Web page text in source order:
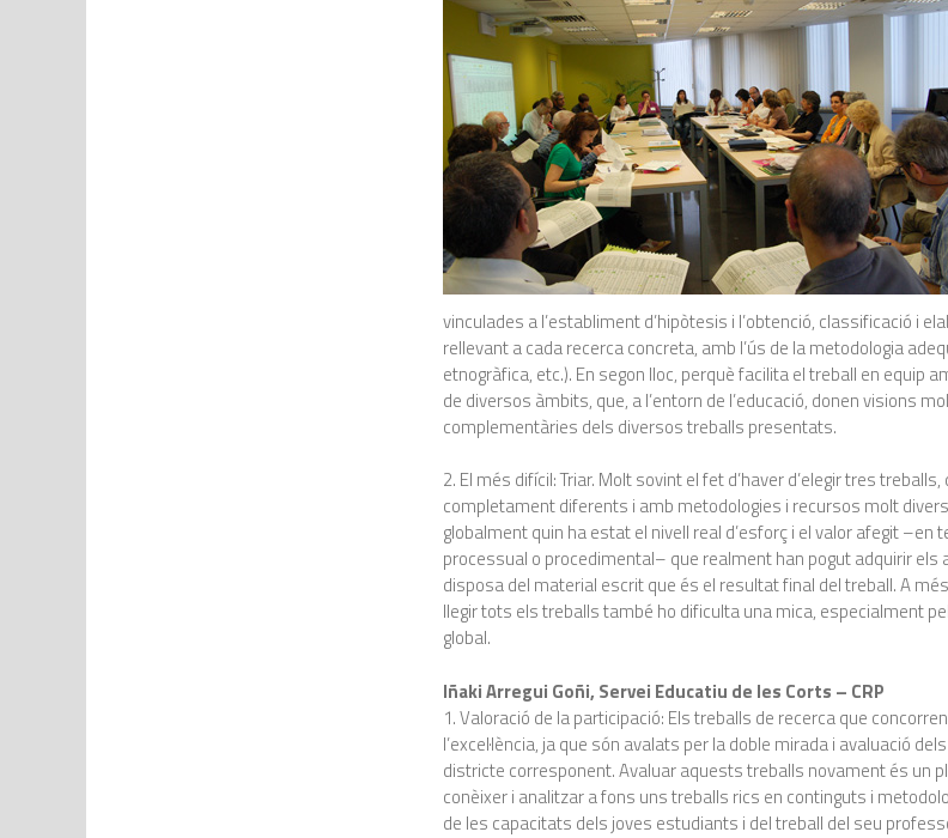
vinculades a l’establiment d’hipòtesis i l’obtenció, classificació i
rellevant a cada recerca concreta, amb l’ús de la metodologia
etnogràfica, etc.). En segon lloc, perquè facilita el treball en equip
de diversos àmbits, que, a l’entorn de l’educació, donen visions
complementàries dels diversos treballs presentats.
2. El més difícil: Triar. Molt sovint el fet d’haver d’elegir tres
completament diferents i amb metodologies i recursos molt
globalment quin ha estat el nivell real d’esforç i el valor afegit –en
processual o procedimental– que realment han pogut adquirir els
disposa del material escrit que és el resultat final del treball. A
llegir tots els treballs també ho dificulta una mica, especialment
global.
Iñaki Arregui Goñi, Servei Educatiu de les Corts – CRP
1. Valoració de la participació: Els treballs de recerca que
l’excel·lència, ja que són avalats per la doble mirada i avaluació
districte corresponent. Avaluar aquests treballs novament és un
conèixer i analitzar a fons uns treballs rics en continguts i
de les capacitats dels joves estudiants i del treball del seu